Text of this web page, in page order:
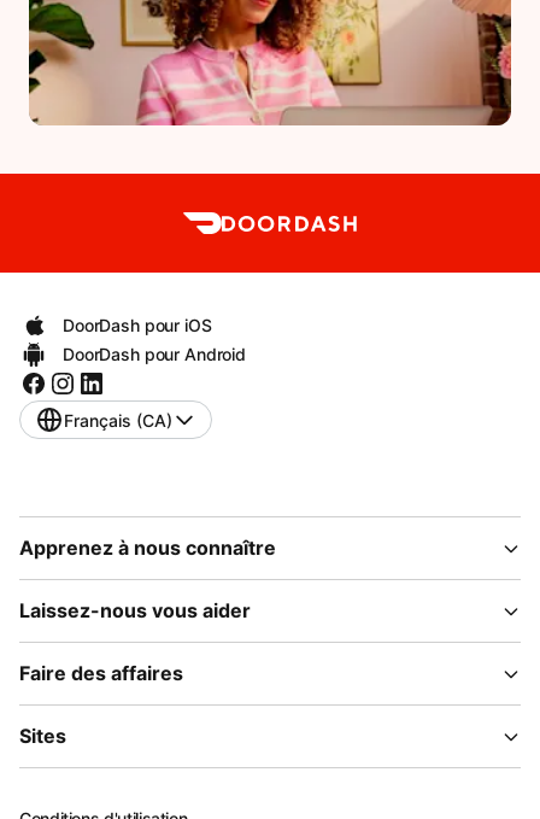
DoorDash pour iOS
DoorDash pour Android
Français (CA)
Apprenez à nous connaître
Laissez-nous vous aider
Faire des affaires
Sites